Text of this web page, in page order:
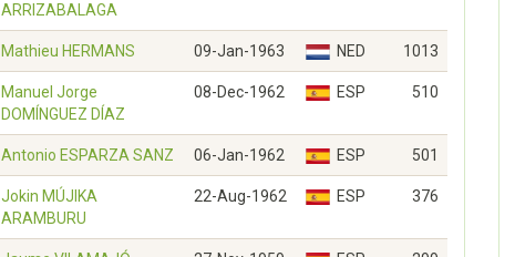
ARRIZABALAGA
Mathieu HERMANS 09-Jan-1963 NED 1013
Manuel Jorge
DOMÍNGUEZ DÍAZ
08-Dec-1962 ESP 510
Antonio ESPARZA SANZ 06-Jan-1962 ESP 501
Jokin MÚJIKA
ARAMBURU
22-Aug-1962 ESP 376